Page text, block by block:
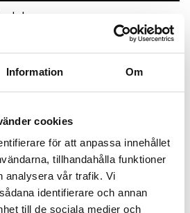
Information Om
cookies
för att anpassa innehållet
tillhandahålla funktioner
analysera vår trafik. Vi
identifierare och annan
till de sociala medier och
leverans
och dimensioner med den klassiska
som det mest uppenbara
ger ett mer distinkt grepp och gör
och korta drives.